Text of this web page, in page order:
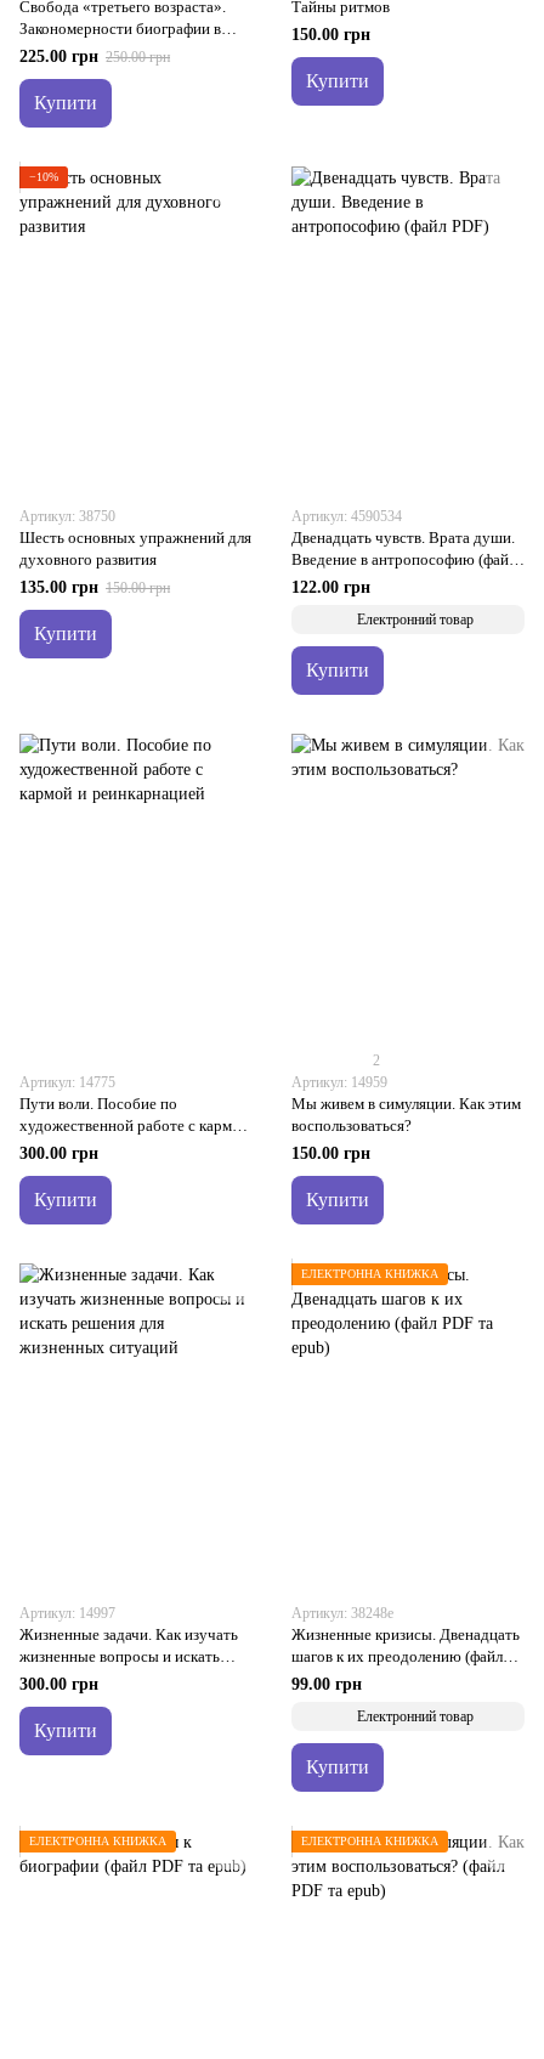
Свобода «третьего возраста».
Закономерности биографии в
возрасте от 63 лет
225.00 грн 250.00 грн
Купити
Тайны ритмов
150.00 грн
Купити
−10%
Артикул: 38750
Шесть основных упражнений для
духовного развития
135.00 грн 150.00 грн
Купити
Артикул: 4590534
Двенадцать чувств. Врата души.
Введение в антропософию (файл
PDF)
122.00 грн
Електронний товар
Купити
Артикул: 14775
Пути воли. Пособие по
художественной работе с кармой
и реинкарнацией
300.00 грн
Купити
2
Артикул: 14959
Мы живем в симуляции. Как этим
воспользоваться?
150.00 грн
Купити
Артикул: 14997
Жизненные задачи. Как изучать
жизненные вопросы и искать
решения для жизненных
300.00 грн
Купити
ЕЛЕКТРОННА КНИЖКА
Артикул: 38248е
Жизненные кризисы. Двенадцать
шагов к их преодолению (файл
PDF та epub)
99.00 грн
Електронний товар
Купити
ЕЛЕКТРОННА КНИЖКА ЕЛЕКТРОННА КНИЖКА